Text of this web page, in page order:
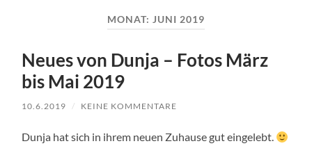
MONAT: JUNI 2019
Neues von Dunja – Fotos März
bis Mai 2019
10.6.2019 / KEINE KOMMENTARE
Dunja hat sich in ihrem neuen Zuhause gut eingelebt.